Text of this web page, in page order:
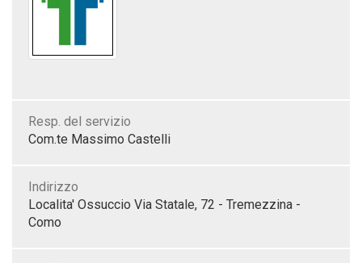
Resp. del servizio
Com.te Massimo Castelli
Indirizzo
Localita' Ossuccio Via Statale, 72 - Tremezzina -
Como